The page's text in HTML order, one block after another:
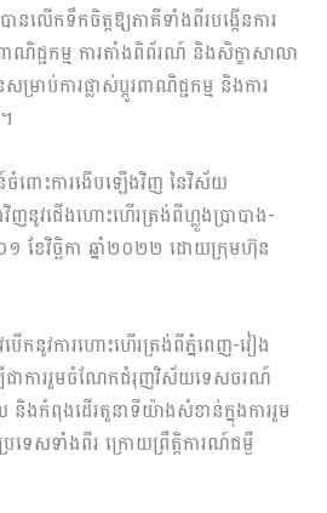
ានលើកទឹកចិត្តឱ្យភាគីទាំងពីរបង្កើនការ​
ាណិជ្ជកម្ម ការតាំងពិព័រណ៍ និងសិក្ខាសាលា
រាប់ការផ្លាស់ប្តូរពាណិជ្ជកម្ម និងការ
ចំពោះការងើបឡើងវិញ នៃវិស័យ
នូវជើងហោះហើរត្រង់ពីហ្លួងប្រាបាង-
ខែវិច្ឆិកា ឆ្នាំ២០២២ ដោយក្រុមហ៊ុន
ើកនូវការហោះហើរត្រង់ពីភ្នំពេញ-វៀង
ជាការរួមចំណែកជំរុញវិស័យទេសចរណ៍
ងកំពុងដើរតួនាទីយ៉ាងសំខាន់ក្នុងការរួម
ទេសទាំងពីរ ក្រោយព្រឹត្តិការណ៍ជម្ងឺ